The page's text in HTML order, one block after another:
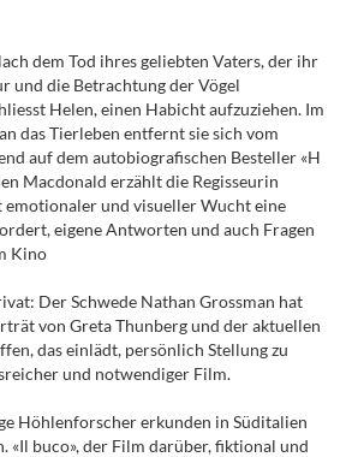
dem Tod ihres geliebten Vaters, der ihr
und die Betrachtung der Vögel
Helen, einen Habicht aufzuziehen. Im
das Tierleben entfernt sie sich vom
auf dem autobiografischen Besteller «H
Macdonald erzählt die Regisseurin
und visueller Wucht eine
eigene Antworten und auch Fragen
Kino
Der Schwede Nathan Grossman hat
von Greta Thunberg und der aktuellen
das einlädt, persönlich Stellung zu
und notwendiger Film.
Höhlenforscher erkunden in Süditalien
«Il buco», der Film darüber, fiktional und